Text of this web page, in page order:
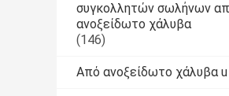
συγκολλητών σωλήνων
ανοξείδωτο χάλυβα
(146)
Από ανοξείδωτο χάλυβα u